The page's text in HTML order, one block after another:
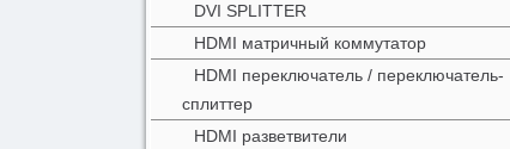
DVI SPLITTER
HDMI матричный коммутатор
HDMI переключатель / переключатель-
сплиттер
HDMI разветвители